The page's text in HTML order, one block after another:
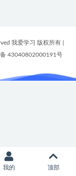
我爱学习 版权所有
43040802000191号
我的 顶部